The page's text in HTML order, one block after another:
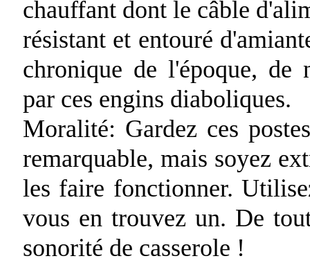
chauffant dont le câble
résistant et entouré
chronique de l'époque, de
par ces engins diaboliques.
Moralité: Gardez ces
remarquable, mais soyez
les faire fonctionner.
vous en trouvez un. De
sonorité de casserole !